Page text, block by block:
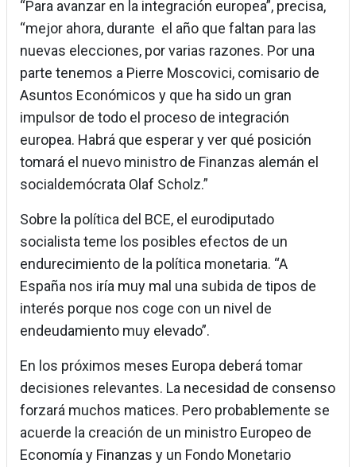
“Para avanzar en la integración europea”, precisa,
“mejor ahora, durante el año que faltan para las
nuevas elecciones, por varias razones. Por una
parte tenemos a Pierre Moscovici, comisario de
Asuntos Económicos y que ha sido un gran
impulsor de todo el proceso de integración
europea. Habrá que esperar y ver qué posición
tomará el nuevo ministro de Finanzas alemán el
socialdemócrata Olaf Scholz.”
Sobre la política del BCE, el eurodiputado
socialista teme los posibles efectos de un
endurecimiento de la política monetaria. “A
España nos iría muy mal una subida de tipos de
interés porque nos coge con un nivel de
endeudamiento muy elevado”.
En los próximos meses Europa deberá tomar
decisiones relevantes. La necesidad de consenso
forzará muchos matices. Pero probablemente se
acuerde la creación de un ministro Europeo de
Economía y Finanzas y un Fondo Monetario